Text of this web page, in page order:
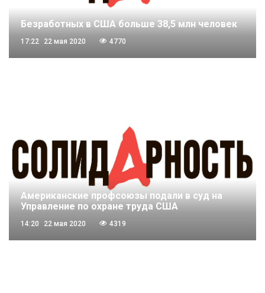
Безработных в США больше 38,5 млн человек
17:22 22 мая 2020 4770
Американские профсоюзы подали в суд на
Управление по охране труда США
14:20 22 мая 2020 4319